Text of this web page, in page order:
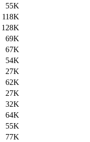
55K
118K
128K
69K
67K
54K
27K
62K
27K
32K
64K
55K
77K